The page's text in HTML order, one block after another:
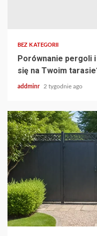
BEZ KATEGORII
Porównanie pergoli
się na Twoim
addminr 2 tygodnie ago